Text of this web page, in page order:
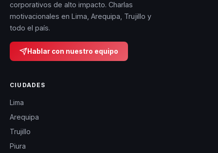
corporativos de alto impacto. Charlas
motivacionales en Lima, Arequipa, Trujillo y
todo el país.
Hablar con nuestro equipo
CIUDADES
Lima
Arequipa
Trujillo
Piura